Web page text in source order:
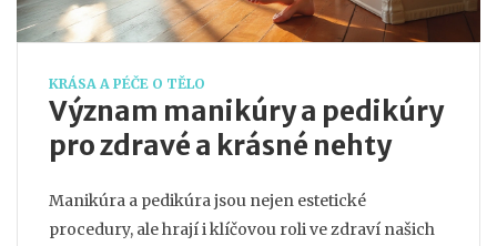
KRÁSA A PÉČE O TĚLO
Význam manikúry a pedikúry
pro zdravé a krásné nehty
Manikúra a pedikúra jsou nejen estetické
procedury, ale hrají i klíčovou roli ve zdraví našich